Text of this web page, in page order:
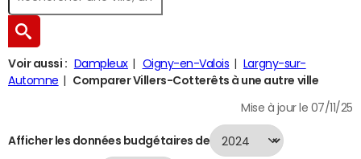
Voir aussi : Dampleux Oigny-en-Valois
Largny-sur-
Automne
Comparer Villers-Cotterêts à une autre ville
Mise à jour le 07/11/25
Afficher les données budgétaires de